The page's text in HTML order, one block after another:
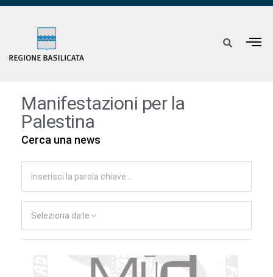
Manifestazioni per la
Palestina
Cerca una news
Seleziona date